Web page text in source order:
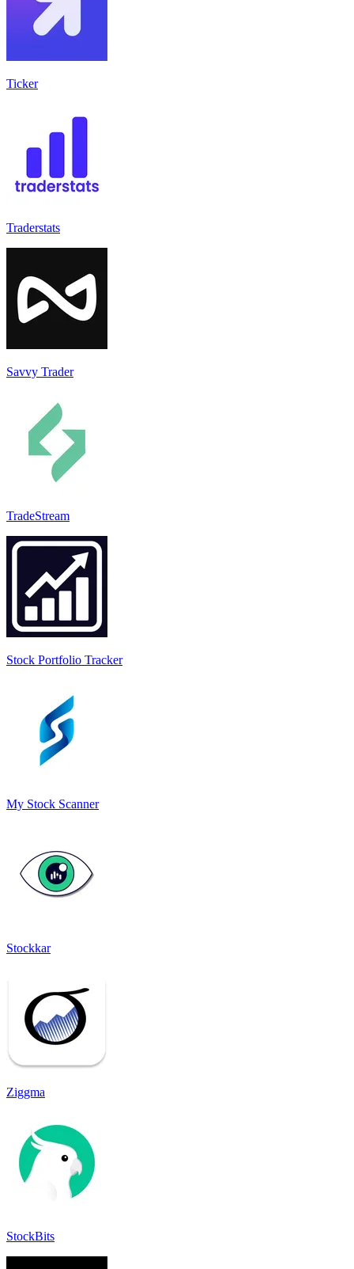
Ticker
Traderstats
Savvy Trader
TradeStream
Stock Portfolio Tracker
My Stock Scanner
Stockkar
Ziggma
StockBits